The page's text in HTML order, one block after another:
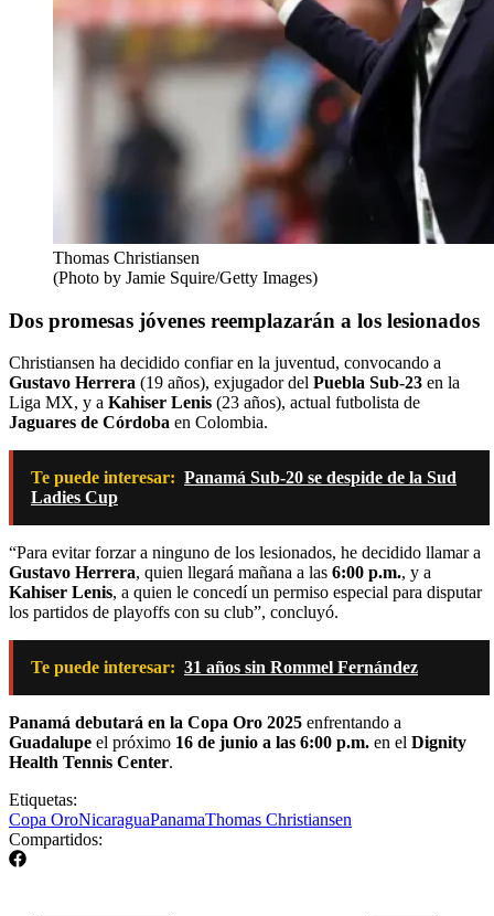
Thomas Christiansen
(Photo by Jamie Squire/Getty Images)
Dos promesas jóvenes reemplazarán a los lesionados
Christiansen ha decidido confiar en la juventud, convocando a
Gustavo Herrera (19 años), exjugador del Puebla Sub-23 en la
Liga MX, y a Kahiser Lenis (23 años), actual futbolista de
Jaguares de Córdoba en Colombia.
Te puede interesar: Panamá Sub-20 se despide de la Sud
Ladies Cup
“Para evitar forzar a ninguno de los lesionados, he decidido llamar a
Gustavo Herrera, quien llegará mañana a las 6:00 p.m., y a
Kahiser Lenis, a quien le concedí un permiso especial para disputar
los partidos de playoffs con su club”, concluyó.
Te puede interesar: 31 años sin Rommel Fernández
Panamá debutará en la Copa Oro 2025 enfrentando a
Guadalupe el próximo 16 de junio a las 6:00 p.m. en el Dignity
Health Tennis Center.
Etiquetas:
Copa OroNicaraguaPanamaThomas Christiansen
Compartidos: